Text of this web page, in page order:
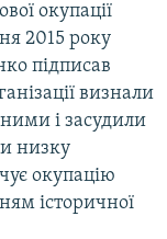
окупації
2015 року
підписав
визнали
і засудили
низку
окупацію
історичної